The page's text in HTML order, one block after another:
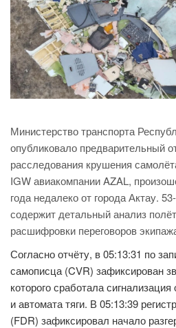
Министерство транспорта
опубликовало предварительный
расследования крушения
IGW авиакомпании AZAL,
года недалеко от города Актау.
содержит детальный анализ
расшифровки переговоров
Согласно отчёту, в 05:13:31 по
самописца (CVR) зафиксирован
которого сработала
и автомата тяги. В 05:13:39
(FDR) зафиксировал начало